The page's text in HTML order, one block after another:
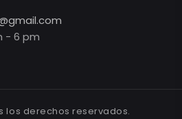
- 6 pm
los derechos reservados.